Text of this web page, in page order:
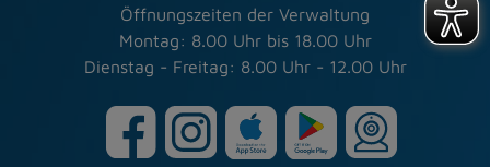
Öffnungszeiten der Verwaltung
Montag: 8.00 Uhr bis 18.00 Uhr
Dienstag - Freitag: 8.00 Uhr - 12.00 Uhr